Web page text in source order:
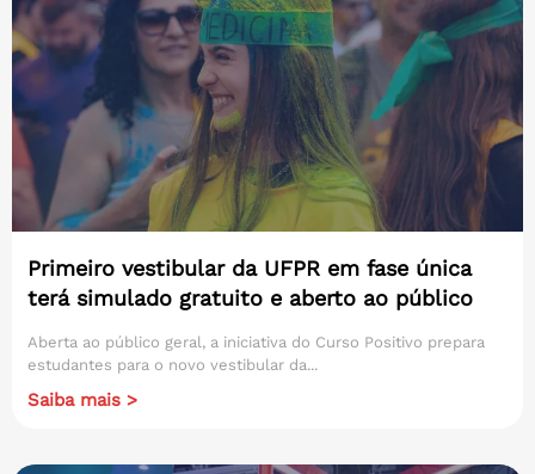
Primeiro vestibular da UFPR em fase única
terá simulado gratuito e aberto ao público
Aberta ao público geral, a iniciativa do Curso Positivo prepara
estudantes para o novo vestibular da...
Saiba mais >